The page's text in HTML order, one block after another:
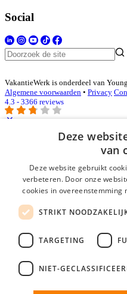
Social
VakantieWerk is onderdeel van
Algemene voorwaarden • Privacy
4.3 - 3366 reviews
Inloggen als bedrijf
E-mail*
Wachtwoord
login gegevens onthouden
login
Bedrijf aanmelden
Deze
van
Deze website gebruikt
verbeteren. Door onze
cookies in overeenstemming
STRIKT
TARGETING
NIET-